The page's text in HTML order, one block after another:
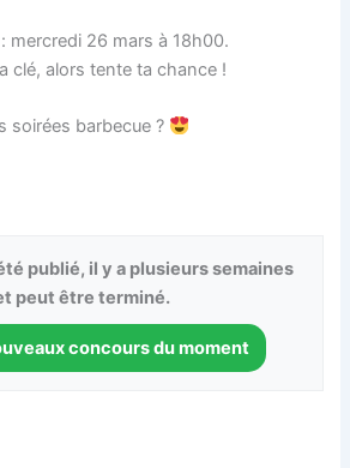
mercredi 26 mars à 18h00.
clé, alors tente ta chance !
soirées barbecue ?
publié, il y a plusieurs semaines
peut être terminé.
concours du moment